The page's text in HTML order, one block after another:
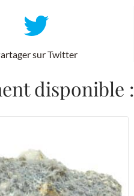
sur Twitter
disponible :